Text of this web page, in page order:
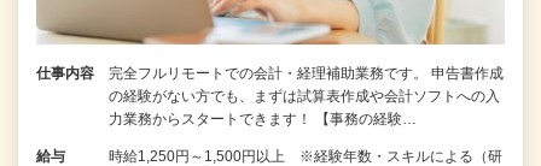
仕事内容
完全フルリモートでの会計・経理補助業務です。 申告書作成
の経験がない⽅でも、まずは試算表作成や会計ソフトへの⼊
⼒業務からスタートできます！ 【事務の経験…
給与
時給1,250円～1,500円以上 ※経験年数・スキルによる（研